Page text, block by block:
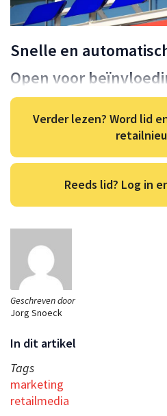
Geschreven door
Jorg Snoeck
In dit artikel
Tags
marketing
retailmedia
Snelle en
Open voor
Verder lezen? Word lid
Reeds lid? Log in